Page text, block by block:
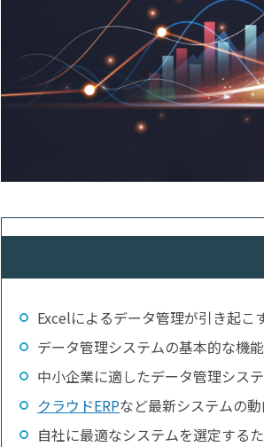
Excelによるデータ管理が引き起こ
データ管理システムの基本的な機
中小企業に適したデータ管理シス
クラウドERPなど最新システムの
自社に最適なシステムを選定する